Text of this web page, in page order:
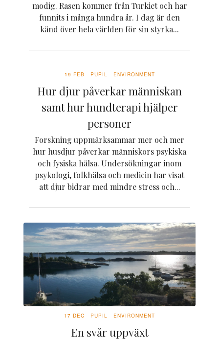
modig. Rasen kommer från Turkiet och har
funnits i många hundra år. I dag är den
känd över hela världen för sin styrka...
19 FEB PUPIL ENVIRONMENT
Hur djur påverkar människan
samt hur hundterapi hjälper
personer
Forskning uppmärksammar mer och mer
hur husdjur påverkar människors psykiska
och fysiska hälsa. Undersökningar inom
psykologi, folkhälsa och medicin har visat
att djur bidrar med mindre stress och...
17 DEC PUPIL ENVIRONMENT
En svår uppväxt